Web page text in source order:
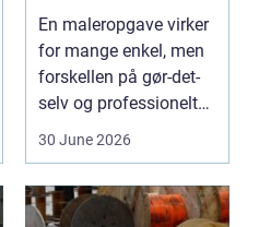
fagmand
En maleropgave virker
for mange enkel, men
forskellen på gør-det-
selv og professionelt
30 June 2026